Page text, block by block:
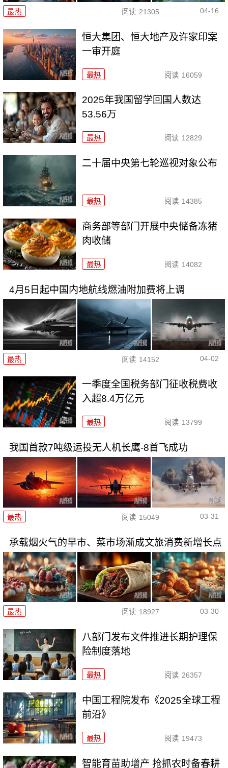
最热 阅读 21305 04-16
恒大集团、恒大地产及许家印案
一审开庭
最热 阅读 16059
2025年我国留学回国人数达
53.56万
最热 阅读 12829
二十届中央第七轮巡视对象公布
最热 阅读 14385
商务部等部门开展中央储备冻猪
肉收储
最热 阅读 14082
4月5日起中国内地航线燃油附加费将上调
最热 阅读 14152 04-02
一季度全国税务部门征收税费收
入超8.4万亿元
最热 阅读 13799
我国首款7吨级运投无人机长鹰-8首飞成功
最热 阅读 15049 03-31
承载烟火气的早市、菜市场渐成文旅消费新增长点
最热 阅读 18927 03-30
八部门发布文件推进长期护理保
险制度落地
最热 阅读 26357
中国工程院发布《2025全球工程
前沿》
最热 阅读 19473
智能育苗助增产 抢抓农时备春耕